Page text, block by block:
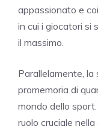
appassionato e
in cui i giocatori si
il massimo.
Parallelamente,
promemoria di
mondo dello
ruolo cruciale